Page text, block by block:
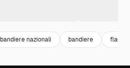
bandiere nazionali bandiere flags